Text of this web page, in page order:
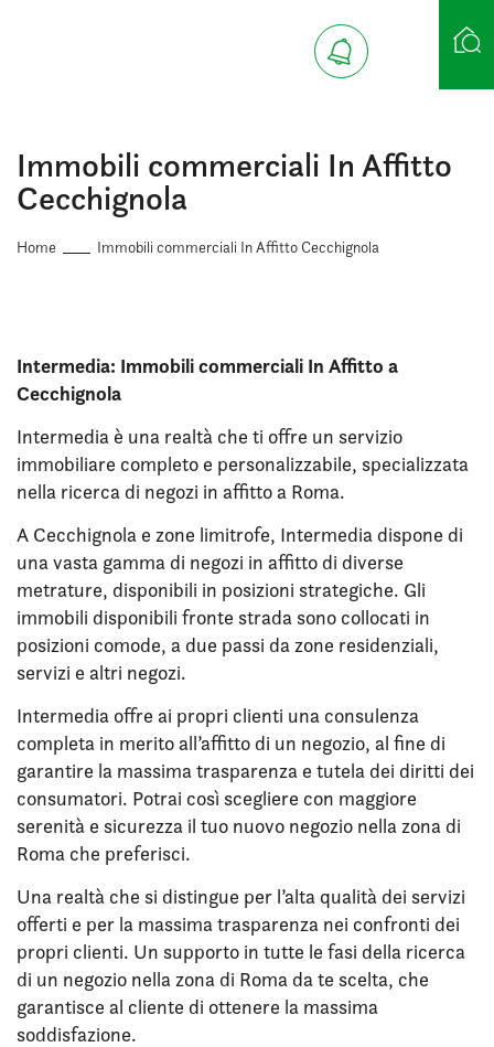
Immobili commerciali In Affitto
Cecchignola
Home Immobili commerciali In Affitto Cecchignola
Intermedia: Immobili commerciali In Affitto a
Cecchignola
Intermedia è una realtà che ti offre un servizio
immobiliare completo e personalizzabile, specializzata
nella ricerca di negozi in affitto a Roma.
A Cecchignola e zone limitrofe, Intermedia dispone di
una vasta gamma di negozi in affitto di diverse
metrature, disponibili in posizioni strategiche. Gli
immobili disponibili fronte strada sono collocati in
posizioni comode, a due passi da zone residenziali,
servizi e altri negozi.
Intermedia offre ai propri clienti una consulenza
completa in merito all’affitto di un negozio, al fine di
garantire la massima trasparenza e tutela dei diritti dei
consumatori. Potrai così scegliere con maggiore
serenità e sicurezza il tuo nuovo negozio nella zona di
Roma che preferisci.
Una realtà che si distingue per l’alta qualità dei servizi
offerti e per la massima trasparenza nei confronti dei
propri clienti. Un supporto in tutte le fasi della ricerca
di un negozio nella zona di Roma da te scelta, che
garantisce al cliente di ottenere la massima
soddisfazione.